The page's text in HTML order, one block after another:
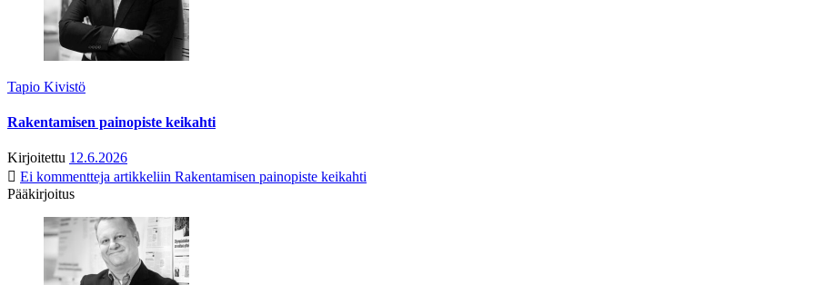
Tapio Kivistö
Rakentamisen painopiste keikahti
Kirjoitettu 12.6.2026
Ei kommentteja artikkeliin Rakentamisen painopiste keikahti
Pääkirjoitus